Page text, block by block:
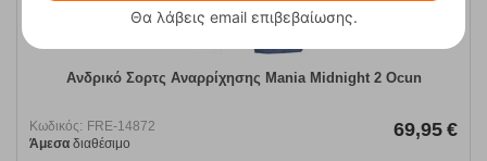
Ανδρικό Σορτς Αναρρίχησης Mania Midnight 2 Ocun
Κωδικός: FRE-14872
Άμεσα διαθέσιμο
69,95 €
Θα λάβεις email επιβεβαίωσης.